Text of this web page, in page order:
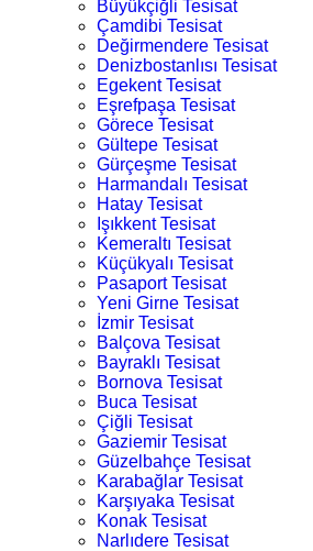
Büyükçiğli Tesisat
Çamdibi Tesisat
Değirmendere Tesisat
Denizbostanlısı Tesisat
Egekent Tesisat
Eşrefpaşa Tesisat
Görece Tesisat
Gültepe Tesisat
Gürçeşme Tesisat
Harmandalı Tesisat
Hatay Tesisat
Işıkkent Tesisat
Kemeraltı Tesisat
Küçükyalı Tesisat
Pasaport Tesisat
Yeni Girne Tesisat
İzmir Tesisat
Balçova Tesisat
Bayraklı Tesisat
Bornova Tesisat
Buca Tesisat
Çiğli Tesisat
Gaziemir Tesisat
Güzelbahçe Tesisat
Karabağlar Tesisat
Karşıyaka Tesisat
Konak Tesisat
Narlıdere Tesisat